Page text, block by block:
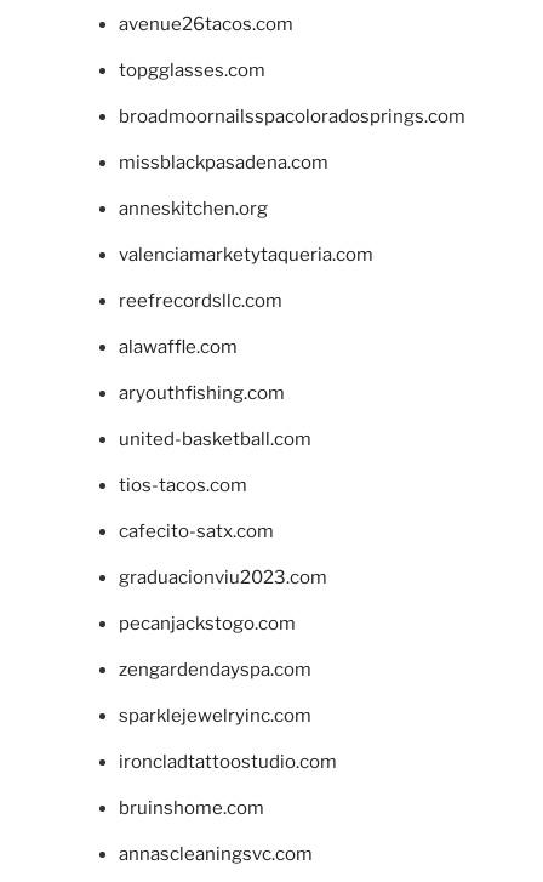
avenue26tacos.com
topgglasses.com
broadmoornailsspacoloradosprings.com
missblackpasadena.com
anneskitchen.org
valenciamarketytaqueria.com
reefrecordsllc.com
alawaffle.com
aryouthfishing.com
united-basketball.com
tios-tacos.com
cafecito-satx.com
graduacionviu2023.com
pecanjackstogo.com
zengardendayspa.com
sparklejewelryinc.com
ironcladtattoostudio.com
bruinshome.com
annascleaningsvc.com